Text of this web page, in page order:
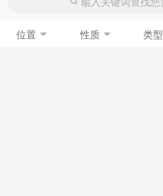
位置 性质 类型